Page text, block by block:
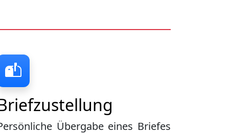
Übergabe eines Briefes